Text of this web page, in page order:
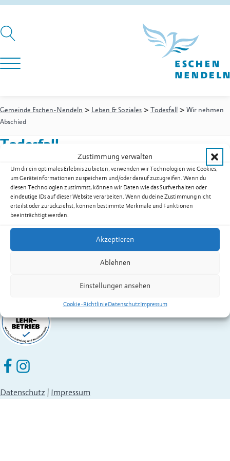
Zustimmung verwalten
Um dir ein optimales Erlebnis zu bieten, verwenden wir Technologien wie Cookies,
um Geräteinformationen zu speichern und/oder darauf zuzugreifen. Wenn du
diesen Technologien zustimmst, können wir Daten wie das Surfverhalten oder
eindeutige IDs auf dieser Website verarbeiten. Wenn du deine Zustimmung nicht
erteilst oder zurückziehst, können bestimmte Merkmale und Funktionen
beeinträchtigt werden.
Akzeptieren
Ablehnen
Einstellungen ansehen
Cookie-RichtlinieDatenschutzImpressum
Gemeinde Eschen-Nendeln > Leben & Soziales > Todesfall > Wir nehmen
Abschied
Todesfall
Aktuell liegen uns keine Meldungen vor.
Gemeinde Eschen-Nendeln
St. Martins-Ring 2, 9492 Eschen
Fürstentum Liechtenstein
Festnetz
Eschen Nendeln auf Facebook
Eschen Nendeln auf Instagram
Datenschutz | Impressum